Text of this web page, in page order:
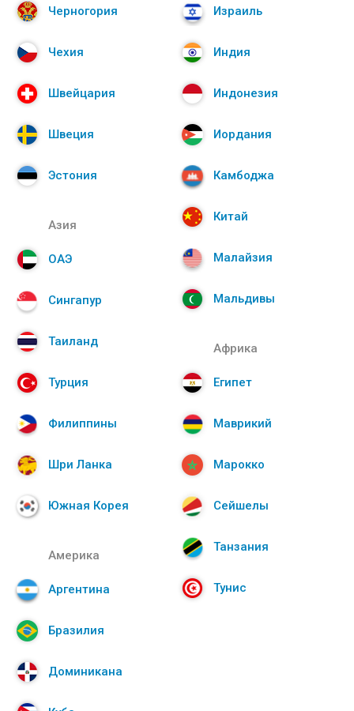
Черногория
Чехия
Швейцария
Швеция
Эстония
Израиль
Индия
Индонезия
Иордания
Камбоджа
Китай
Малайзия
Мальдивы
Азия
ОАЭ
Сингапур
Таиланд
Турция
Филиппины
Шри Ланка
Южная Корея
Африка
Египет
Маврикий
Марокко
Сейшелы
Танзания
Тунис
Америка
Аргентина
Бразилия
Доминикана